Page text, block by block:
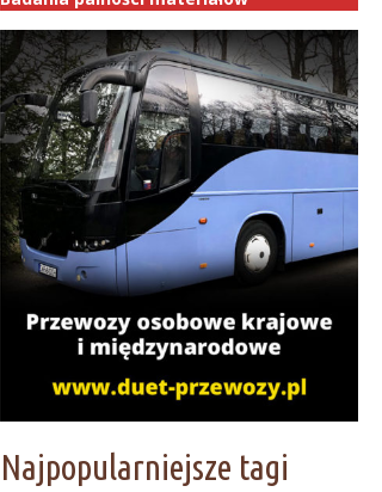
Najpopularniejsze tagi